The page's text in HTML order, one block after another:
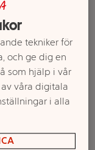
tekniker för
och ge dig en
som hjälp i vår
våra digitala
i alla